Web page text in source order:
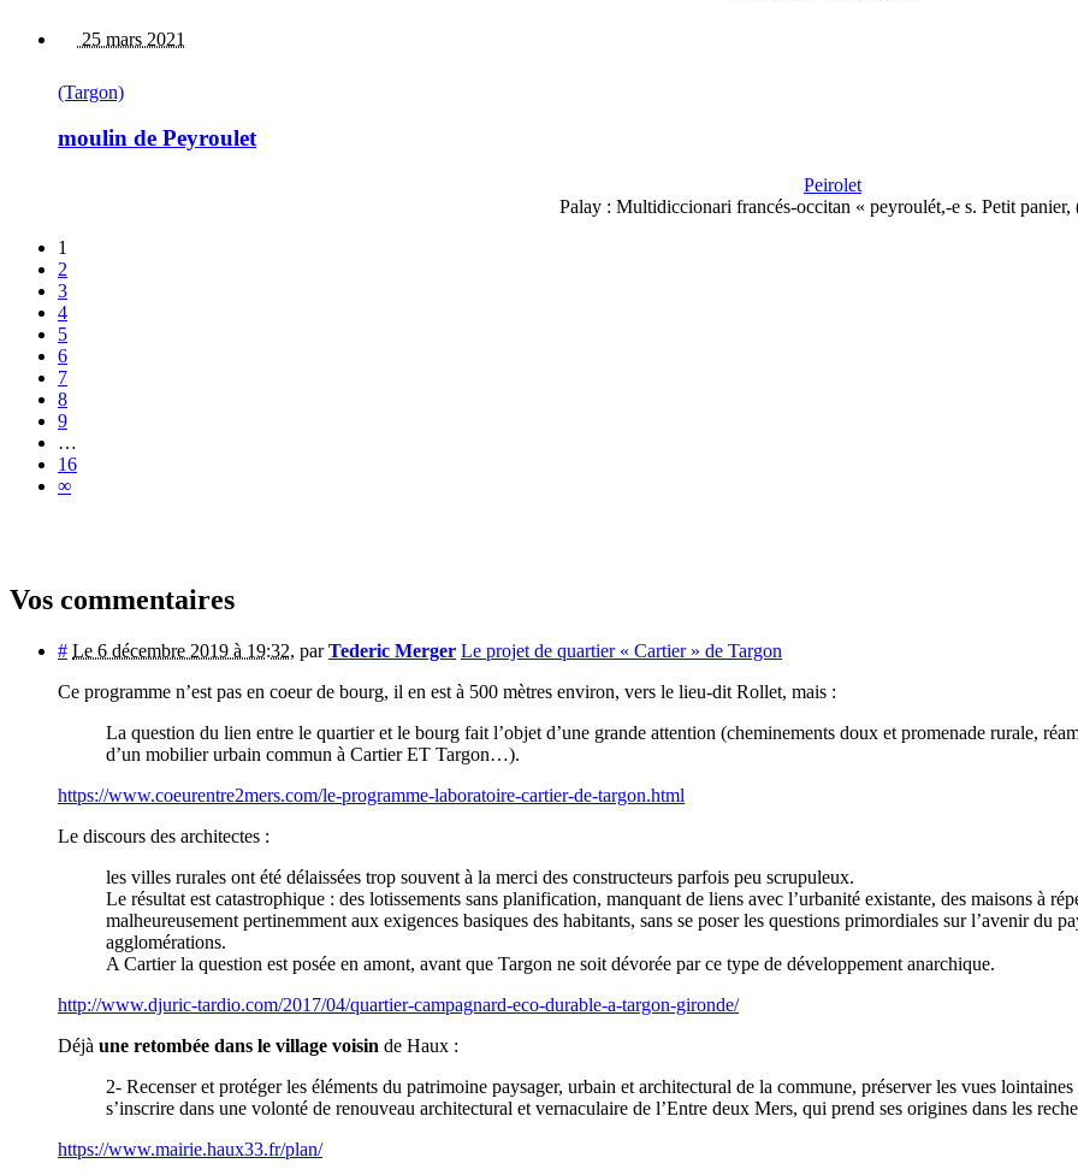
25 mars 2021
(Targon)
moulin de Peyroulet
Peirolet
Palay : Multidiccionari francés-occitan « peyroulét,-e s. Petit
1
2
3
4
5
6
7
8
9
…
16
∞
Vos commentaires
# Le 6 décembre 2019 à 19:32, parTederic Merger Le projet de quartier « Cartier » de Targon
Ce programme n’est pas en coeur de bourg, il en est à 500 mètres environ, vers le lieu-dit Rollet, mais :
La question du lien entre le quartier et le bourg fait l’objet d’une grande attention (cheminements doux et promenade rurale,
d’un mobilier urbain commun à Cartier ET Targon…).
https://www.coeurentre2mers.com/le-programme-laboratoire-cartier-de-targon.html
Le discours des architectes :
les villes rurales ont été délaissées trop souvent à la merci des constructeurs parfois peu scrupuleux.
Le résultat est catastrophique : des lotissements sans planification, manquant de liens avec l’urbanité existante, des maisons à
malheureusement pertinemment aux exigences basiques des habitants, sans se poser les questions primordiales sur l’avenir du
agglomérations.
A Cartier la question est posée en amont, avant que Targon ne soit dévorée par ce type de développement anarchique.
http://www.djuric-tardio.com/2017/04/quartier-campagnard-eco-durable-a-targon-gironde/
Déjà une retombée dans le village voisin de Haux :
2- Recenser et protéger les éléments du patrimoine paysager, urbain et architectural de la commune, préserver les vues
s’inscrire dans une volonté de renouveau architectural et vernaculaire de l’Entre deux Mers, qui prend ses origines dans les
https://www.mairie.haux33.fr/plan/